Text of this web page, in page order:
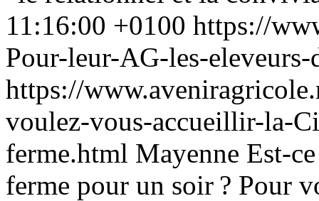
11:16:00 +0100 https://
Pour-leur-AG-les-
https://
voulez-vous-accueillir-la-
ferme.html Mayenne Est-
ferme pour un soir ? Pour